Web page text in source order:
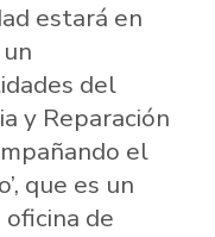
estará en
del
y Reparación
el
que es un
de